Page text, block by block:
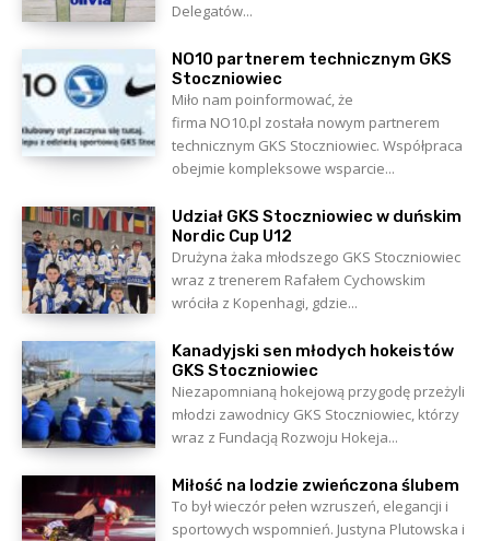
Delegatów...
NO10 partnerem technicznym GKS
Stoczniowiec
Miło nam poinformować, że
firma NO10.pl została nowym partnerem
technicznym GKS Stoczniowiec. Współpraca
obejmie kompleksowe wsparcie...
Udział GKS Stoczniowiec w duńskim
Nordic Cup U12
Drużyna żaka młodszego GKS Stoczniowiec
wraz z trenerem Rafałem Cychowskim
wróciła z Kopenhagi, gdzie...
Kanadyjski sen młodych hokeistów
GKS Stoczniowiec
Niezapomnianą hokejową przygodę przeżyli
młodzi zawodnicy GKS Stoczniowiec, którzy
wraz z Fundacją Rozwoju Hokeja...
Miłość na lodzie zwieńczona ślubem
To był wieczór pełen wzruszeń, elegancji i
sportowych wspomnień. Justyna Plutowska i